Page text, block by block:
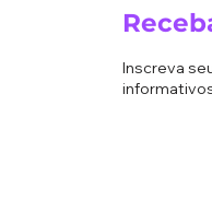
Inscreva